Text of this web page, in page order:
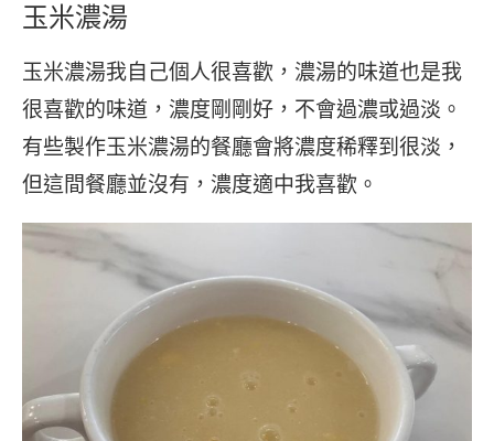
玉米濃湯
玉米濃湯我自己個人很喜歡，濃湯的味道也是我
很喜歡的味道，濃度剛剛好，不會過濃或過淡。
有些製作玉米濃湯的餐廳會將濃度稀釋到很淡，
但這間餐廳並沒有，濃度適中我喜歡。